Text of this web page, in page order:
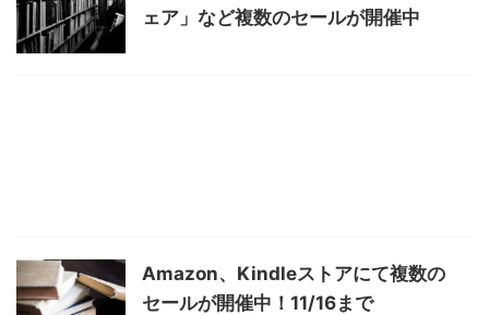
ェア」など複数のセールが開催中
Amazon、Kindleストアにて複数の
セールが開催中！11/16まで